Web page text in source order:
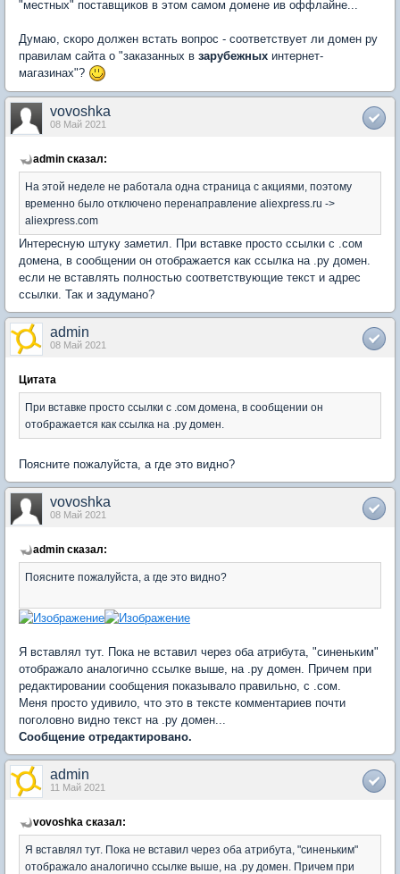
"местных" поставщиков в этом самом домене ив оффлайне...
Думаю, скоро должен встать вопрос - соответствует ли домен ру
правилам сайта о "заказанных в зарубежных интернет-
магазинах"?
vovoshka
08 Май 2021
admin сказал:
На этой неделе не работала одна страница с акциями, поэтому
временно было отключено перенаправление aliexpress.ru ->
aliexpress.com
Интересную штуку заметил. При вставке просто ссылки с .сом
домена, в сообщении он отображается как ссылка на .ру домен.
если не вставлять полностью соответствующие текст и адрес
ссылки. Так и задумано?
admin
08 Май 2021
Цитата
При вставке просто ссылки с .сом домена, в сообщении он
отображается как ссылка на .ру домен.
Поясните пожалуйста, а где это видно?
vovoshka
08 Май 2021
admin сказал:
Поясните пожалуйста, а где это видно?
Я вставлял тут. Пока не вставил через оба атрибута, "синеньким"
отображало аналогично ссылке выше, на .ру домен. Причем при
редактировании сообщения показывало правильно, с .сом.
Меня просто удивило, что это в тексте комментариев почти
поголовно видно текст на .ру домен...
Сообщение отредактировано.
admin
11 Май 2021
vovoshka сказал:
Я вставлял тут. Пока не вставил через оба атрибута, "синеньким"
отображало аналогично ссылке выше, на .ру домен. Причем при